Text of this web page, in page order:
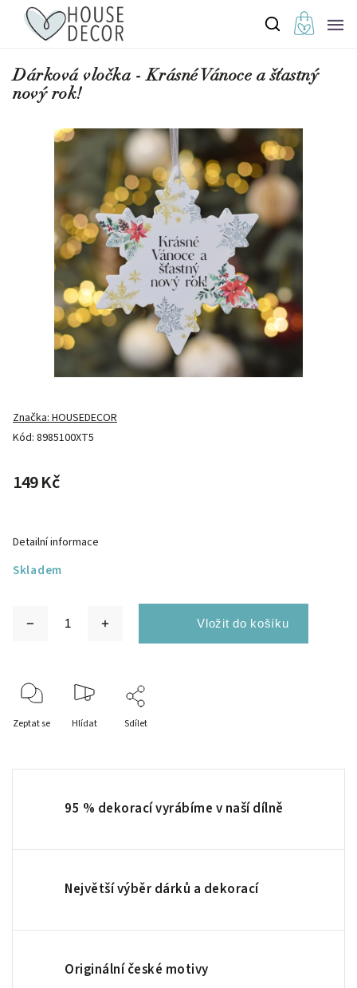
Dárková vločka - Krásné Vánoce a šťastný
nový rok!
Kód: 8985100XT5
Značka:HOUSEDECOR
149 Kč
Skladem
Detailní informace
Zeptat se Hlídat Sdílet
95 % dekorací vyrábíme v naší dílně
Největší výběr dárků a dekorací
Originální české motivy